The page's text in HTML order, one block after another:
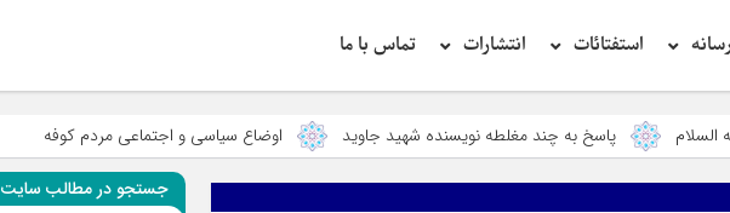
استفتائات انتشارات تماس با ما
پاسخ به چند مغلطه نویسنده شهید جاوید اوضاع سیاسی و اجتماعی مردم کوفه
جستجو در مطالب سایت